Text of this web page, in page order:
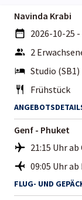
Navinda Krabi
2026-10-25
2
Studio (SB1)
Frühstück
Genf - Phuket
21:15 Uhr ab
09:05 Uhr
FLUG- UND